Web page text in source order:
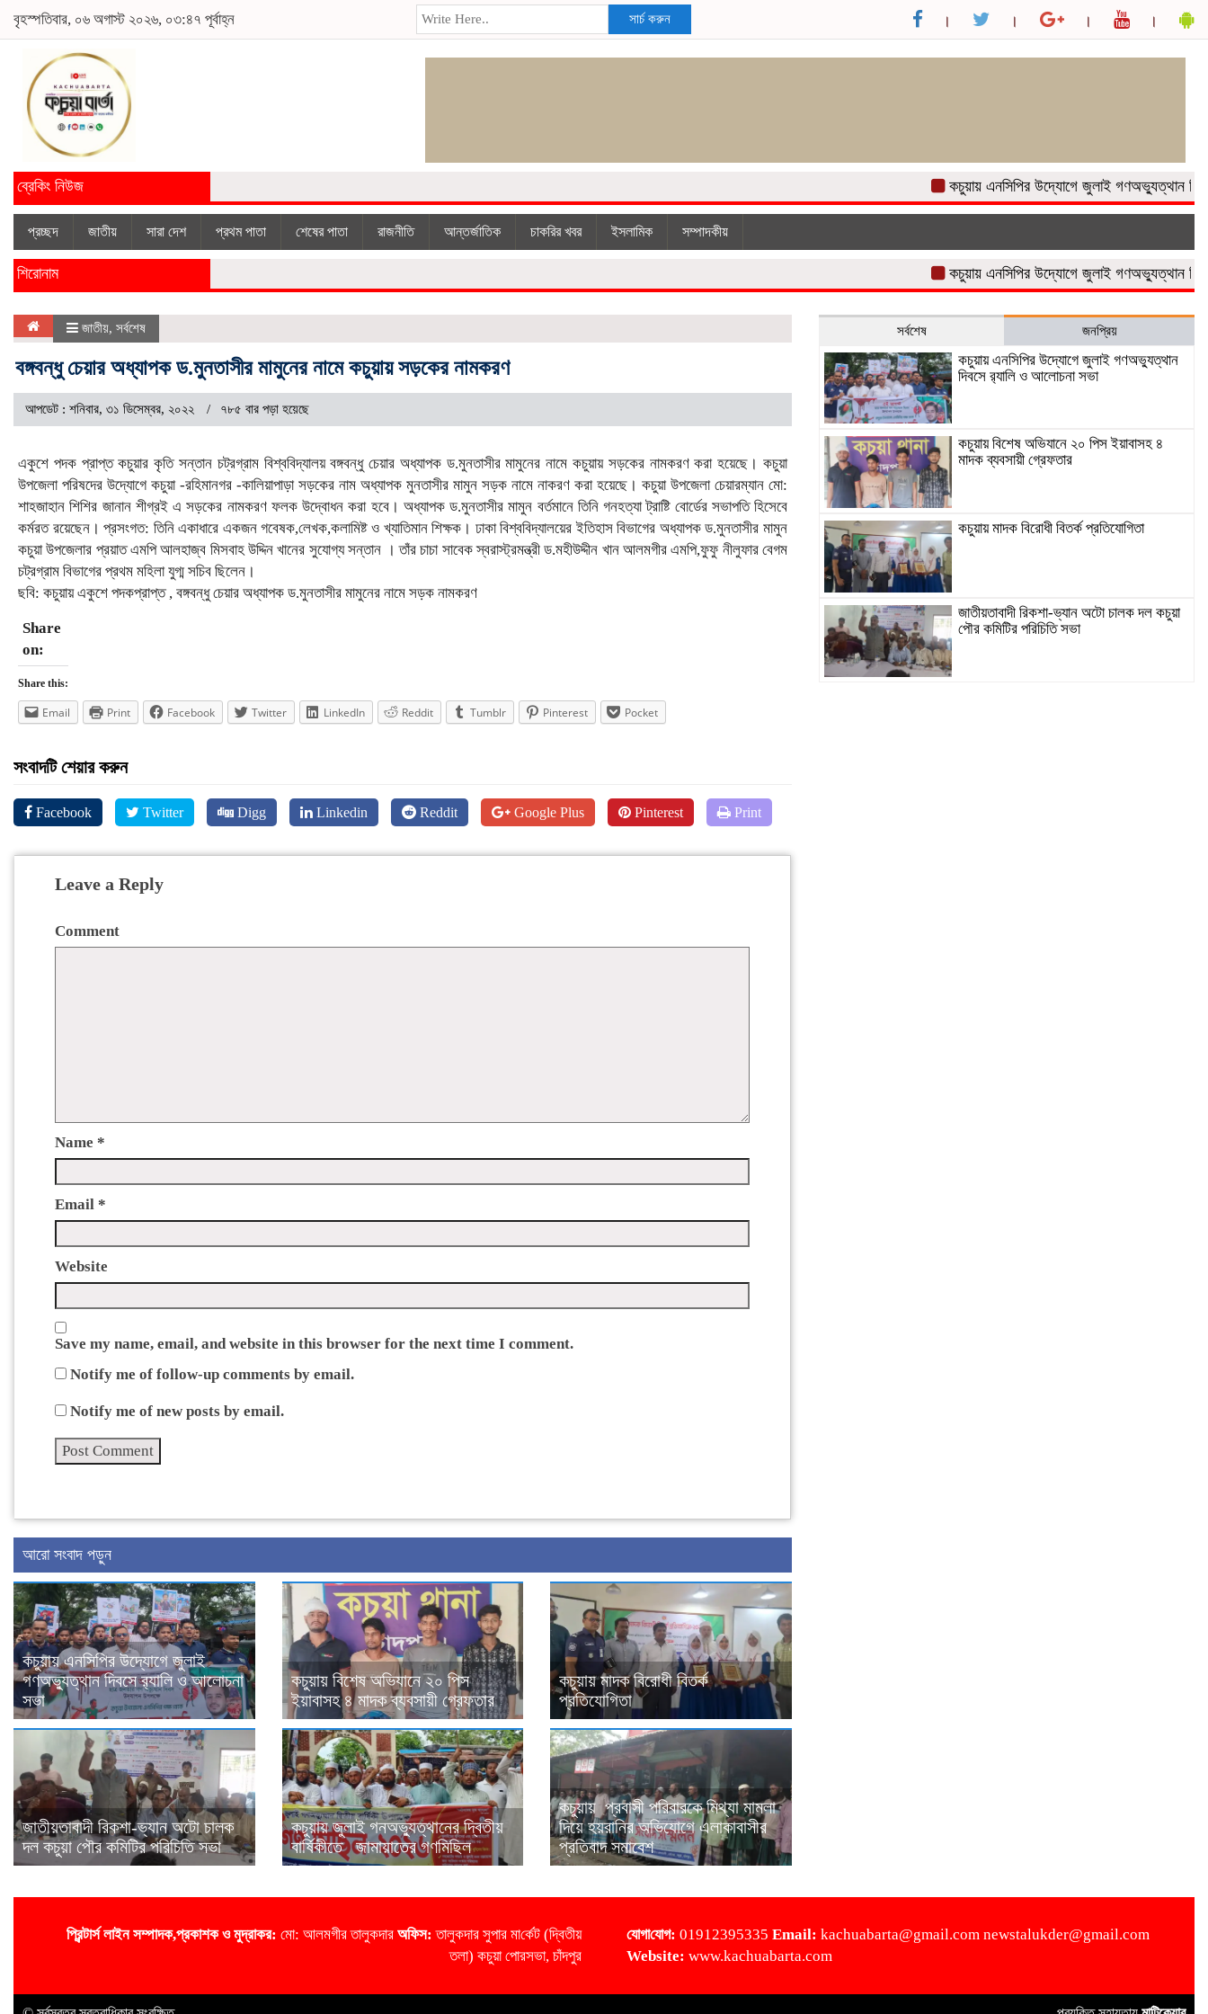
বৃহস্পতিবার, ০৬ অগাস্ট ২০২৬, ০৩:৪৭ পূর্বাহ্ন সার্চ করুন
ব্রেকিং নিউজ কচুয়ায় এনসিপির উদ্যোগে জুলাই গণঅভ্যুত্থান দিবসে
প্রচ্ছদ জাতীয় সারা দেশ প্রথম পাতা শেষের পাতা রাজনীতি আন্তর্জাতিক চাকরির খবর ইসলা‌মিক সম্পাদকীয়
শিরোনাম কচুয়ায় এনসিপির উদ্যোগে জুলাই গণঅভ্যুত্থান দিবসে
জাতীয়, সর্বশেষ
বঙ্গবন্ধু চেয়ার অধ্যাপক ড.মুনতাসীর মামুনের নামে কচুয়ায় সড়কের নামকরণ
আপডেট : শনিবার, ৩১ ডিসেম্বর, ২০২২ ৭৮৫ বার পড়া হয়েছে
একুশে পদক প্রাপ্ত কচুয়ার কৃতি সন্তান চট্রগ্রাম বিশ্ববিদ্যালয় বঙ্গবন্ধু চেয়ার অধ্যাপক ড.মুনতাসীর মামুনের নামে কচুয়ায় সড়কের নামকরণ করা হয়েছে। কচুয়া
উপজেলা পরিষদের উদ্যোগে কচুয়া -রহিমানগর -কালিয়াপাড়া সড়কের নাম অধ্যাপক মুনতাসীর মামুন সড়ক নামে নাকরণ করা হয়েছে। কচুয়া উপজেলা চেয়ারম্যান মো:
শাহজাহান শিশির জানান শীগ্রই এ সড়কের নামকরণ ফলক উদ্বোধন করা হবে। অধ্যাপক ড.মুনতাসীর মামুন বর্তমানে তিনি গনহত্যা ট্রাষ্টি বোর্ডের সভাপতি হিসেবে
কর্মরত রয়েছেন। প্রসংগত: তিনি একাধারে একজন গবেষক,লেখক,কলামিষ্ট ও খ্যাতিমান শিক্ষক। ঢাকা বিশ্ববিদ্যালয়ের ইতিহাস বিভাগের অধ্যাপক ড.মুনতাসীর মামুন
কচুয়া উপজেলার প্রয়াত এমপি আলহাজ্ব মিসবাহ উদ্দিন খানের সুযোগ্য সন্তান । তাঁর চাচা সাবেক স্বরাস্ট্রমন্ত্রী ড.মহীউদ্দীন খান আলমগীর এমপি,ফুফু নীলুফার বেগম
চট্রগ্রাম বিভাগের প্রথম মহিলা যুগ্ম সচিব ছিলেন।
ছবি: কচুয়ায় একুশে পদকপ্রাপ্ত , বঙ্গবন্ধু চেয়ার অধ্যাপক ড.মুনতাসীর মামুনের নামে সড়ক নামকরণ
Share
on:
Share this:
Email Print Facebook Twitter LinkedIn Reddit Tumblr Pinterest Pocket
সংবাদটি শেয়ার করুন
Facebook Twitter Digg Linkedin Reddit Google Plus Pinterest Print
Leave a Reply
Comment
Name *
Email *
Website
Save my name, email, and website in this browser for the next time I comment.
Notify me of follow-up comments by email.
Notify me of new posts by email.
আরো সংবাদ পড়ুন
কচুয়ায় এনসিপির উদ্যোগে জুলাই
গণঅভ্যুত্থান দিবসে র‌্যালি ও আলোচনা
সভা
কচুয়ায় বিশেষ অভিযানে ২০ পিস
ইয়াবাসহ ৪ মাদক ব্যবসায়ী গ্রেফতার
কচুয়ায় মাদক বিরোধী বিতর্ক
প্রতিযোগিতা
জাতীয়তাবাদী রিকশা-ভ্যান অটো চালক
দল কচুয়া পৌর কমিটির পরিচিতি সভা
কচুয়ায় জুলাই গনঅভ্যুত্থানের দ্বিতীয়
বার্ষিকীতে জামায়াতের গণমিছিল
কচুয়ায় প্রবাসী পরিবারকে মিথ্যা মামলা
দিয়ে হয়রানির অভিযোগে এলাকাবাসীর
প্রতিবাদ সমাবেশ
সর্বশেষ জনপ্রিয়
কচুয়ায় এনসিপির উদ্যোগে জুলাই গণঅভ্যুত্থান
দিবসে র‌্যালি ও আলোচনা সভা
কচুয়ায় বিশেষ অভিযানে ২০ পিস ইয়াবাসহ ৪
মাদক ব্যবসায়ী গ্রেফতার
কচুয়ায় মাদক বিরোধী বিতর্ক প্রতিযোগিতা
জাতীয়তাবাদী রিকশা-ভ্যান অটো চালক দল কচুয়া
পৌর কমিটির পরিচিতি সভা
প্রিন্টার্স লাইন সম্পাদক,প্রকাশক ও মুদ্রাকর: মো: আলমগীর তালুকদার অ‌ফিস:তালুকদার সুপার মা‌র্কেট (দ্বিতীয়
তলা) কচুয়া পোরসভা, চাঁদপুর
‌যোগা‌যোগ: 01912395335 Email: kachuabarta@gmail.com newstalukder@gmail.com
Website: www.kachuabarta.com